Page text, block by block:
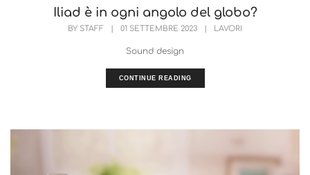
Iliad è in ogni angolo del globo?
BY STAFF 01 SETTEMBRE 2023 LAVORI
Sound design
CONTINUE READING